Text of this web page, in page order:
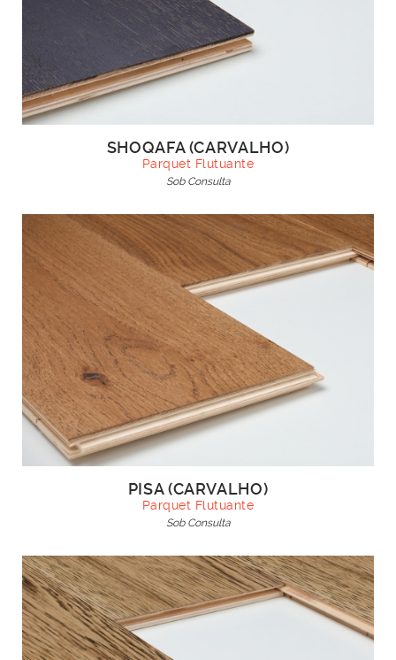
SHOQAFA (CARVALHO)
Parquet Flutuante
Sob Consulta
PISA (CARVALHO)
Parquet Flutuante
Sob Consulta